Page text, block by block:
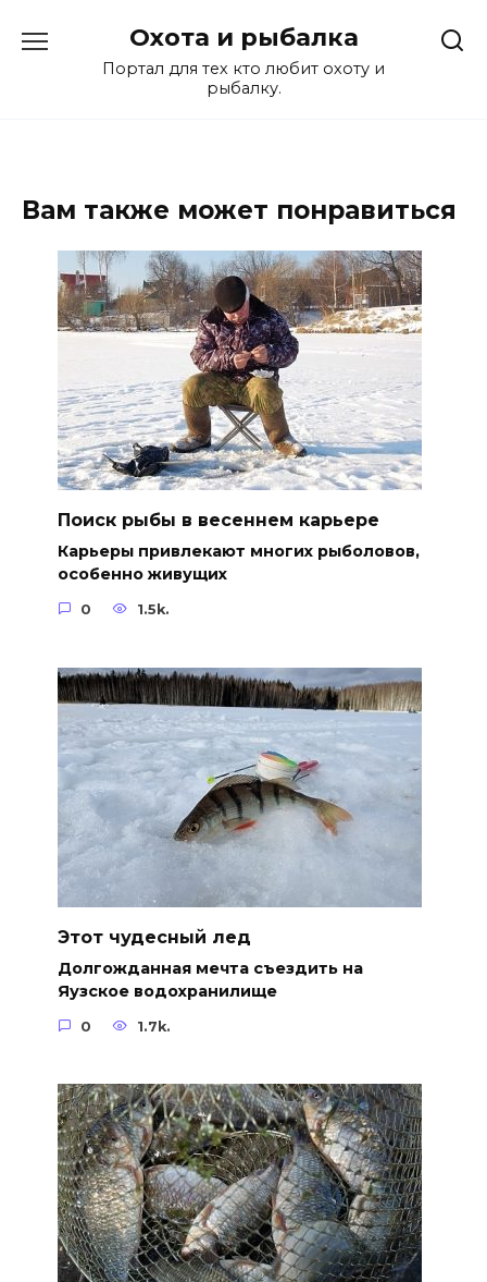
содержанию
Охота и рыбалка
Портал для тех кто любит охоту и
рыбалку.
Вам также может понравиться
Поиск рыбы в весеннем карьере
Карьеры привлекают многих рыболовов,
особенно живущих
0 1.5k.
Этот чудесный лед
Долгожданная мечта съездить на
Яузское водохранилище
0 1.7k.